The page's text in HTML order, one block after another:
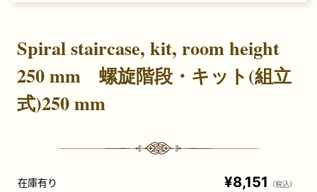
Spiral staircase, kit, room height
250 mm 螺旋階段・キット(組立
式)250 mm
在庫有り ¥8,151 （税込）